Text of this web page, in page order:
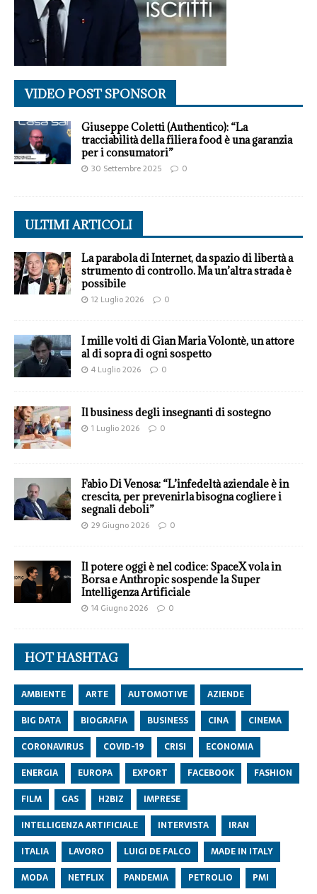
VIDEO POST SPONSOR
Giuseppe Coletti (Authentico): “La
tracciabilità della filiera food è una garanzia
per i consumatori”
30 Settembre 2025 0
ULTIMI ARTICOLI
La parabola di Internet, da spazio di libertà a
strumento di controllo. Ma un’altra strada è
possibile
12 Luglio 2026 0
I mille volti di Gian Maria Volontè, un attore
al di sopra di ogni sospetto
4 Luglio 2026 0
Il business degli insegnanti di sostegno
1 Luglio 2026 0
Fabio Di Venosa: “L’infedeltà aziendale è in
crescita, per prevenirla bisogna cogliere i
segnali deboli”
29 Giugno 2026 0
Il potere oggi è nel codice: SpaceX vola in
Borsa e Anthropic sospende la Super
Intelligenza Artificiale
14 Giugno 2026 0
HOT HASHTAG
AMBIENTE ARTE AUTOMOTIVE
AZIENDE
BIG DATA
BIOGRAFIA BUSINESS CINA
CINEMA
CORONAVIRUS
COVID-19 CRISI
ECONOMIA
ENERGIA
EUROPA EXPORT FACEBOOK
FASHION
FILM
GAS H2BIZ
IMPRESE
INTELLIGENZA ARTIFICIALE
INTERVISTA
IRAN
ITALIA
LAVORO LUIGI DE FALCO
MADE IN ITALY
MODA
NETFLIX PANDEMIA PETROLIO PMI